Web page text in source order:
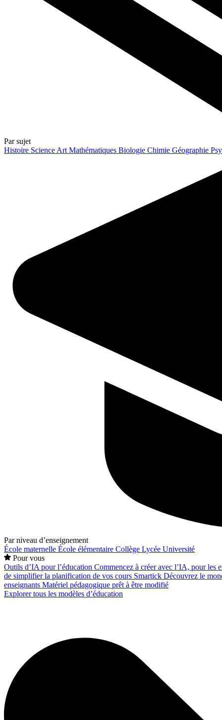
Par sujet
Histoire Science Art Mathématiques Biologie Chimie Géographie
Par niveau d’enseignement
École maternelle École élémentaire Collège Lycée Université
Pour vous
Outils d’IA pour l’éducation Commencez à créer avec l’IA, pour les
de simplifier la planification de vos cours Smartick Découvrez le
enseignants Matériel pédagogique prêt à être modifié
Explorer tous les modèles d’éducation